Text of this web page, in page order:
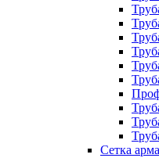
Сетка